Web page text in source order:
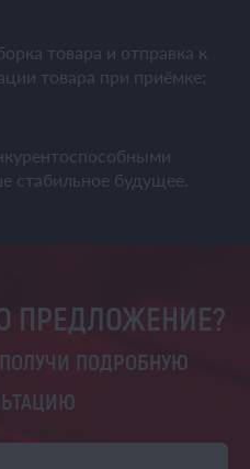
товара и отправка к
товара при приёмке;
стабильное будущее.
ПРЕДЛОЖЕНИЕ?
ПОДРОБНУЮ